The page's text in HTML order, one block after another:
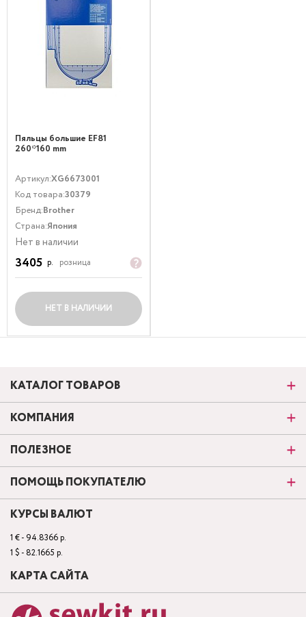
Пяльцы большие EF81
260*160 mm
Артикул:XG6673001
Код товара:30379
Бренд:Brother
Страна:Япония
Нет в наличии
3405 р. розница
НЕТ В НАЛИЧИИ
КАТАЛОГ ТОВАРОВ
КОМПАНИЯ
ПОЛЕЗНОЕ
ПОМОЩЬ ПОКУПАТЕЛЮ
КУРСЫ ВАЛЮТ
1 € - 94.8366 р.
1 $ - 82.1665 р.
КАРТА САЙТА